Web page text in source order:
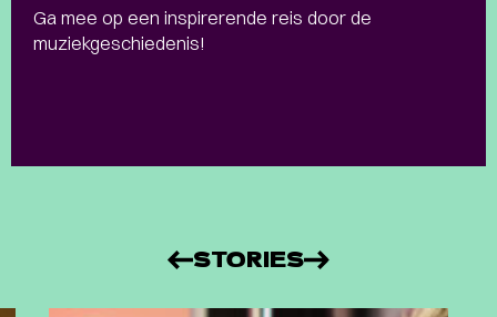
Ga mee op een inspirerende reis door de
muziekgeschiedenis!
STORIES